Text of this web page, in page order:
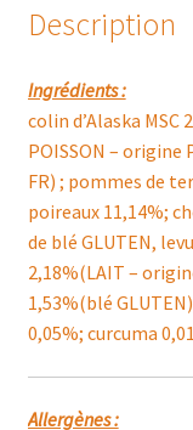
Description
Ingrédients :
colin d’Alaska
POISSON –
FR) ; pommes de
poireaux 11,14%;
de blé GLUTEN,
2,18%(LAIT –
1,53%(blé
0,05%; curcuma
Allergènes :